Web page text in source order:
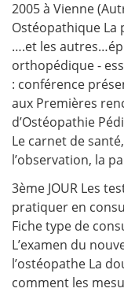
2005 à Vienne
Ostéopathique La
….et les
orthopédique -
: conférence
aux Premières
d’Ostéopathie
Le carnet de
l’observation, la
3ème JOUR Les
pratiquer en
Fiche type de
L’examen du
l’ostéopathe La
comment les